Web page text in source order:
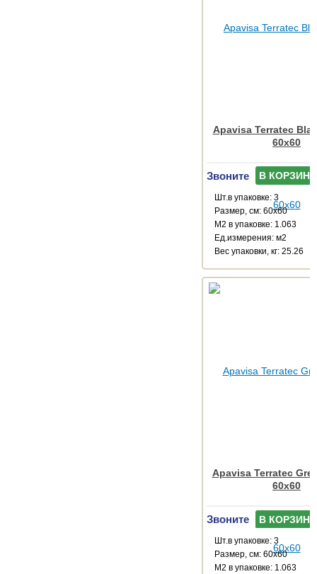
Apavisa Terratec
60x60
Звоните В КОРЗИНУ
Шт.в упаковке: 3
Размер, см: 60x60
М2 в упаковке: 1.063
Ед.измерения: м2
Веc упаковки, кг: 25.26
Apavisa Terratec
60x60
Звоните В КОРЗИНУ
Шт.в упаковке: 3
Размер, см: 60x60
М2 в упаковке: 1.063